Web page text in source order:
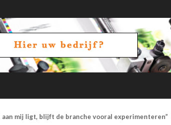
aan mij ligt, blijft de branche vooral experimenteren”